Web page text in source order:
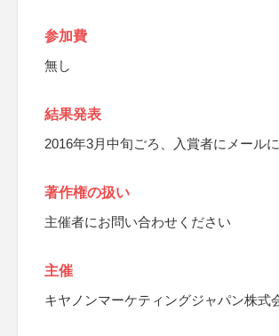
参加費
無し
結果発表
2016年3月中旬ごろ、入賞者にメール
著作権の扱い
主催者にお問い合わせください
主催
キヤノンマーケティングジャパン株式